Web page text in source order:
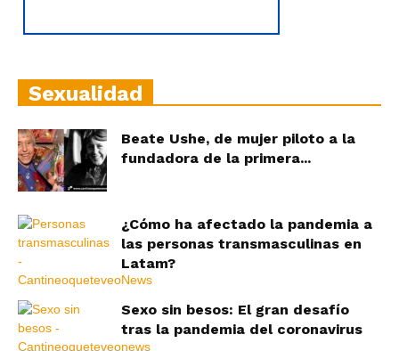
Sexualidad
Beate Ushe, de mujer piloto a la
fundadora de la primera...
¿Cómo ha afectado la pandemia a
las personas transmasculinas en
Latam?
Sexo sin besos: El gran desafío
tras la pandemia del coronavirus